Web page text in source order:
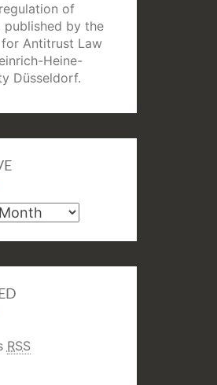
of
published by the
Antitrust Law
Heine-
Düsseldorf.
RSS